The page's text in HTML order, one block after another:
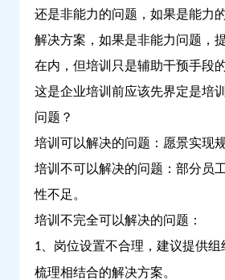
还是非能力的问题，如果是能力
解决方案，如果是非能力问题，
在内，但培训只是辅助干预手段
这是企业培训前应该先界定是培
问题？
培训可以解决的问题：愿景实现
培训不可以解决的问题：部分员
性不足。
培训不完全可以解决的问题：
1 、岗位设置不合理，建议提供
梳理相结合的解决方案。